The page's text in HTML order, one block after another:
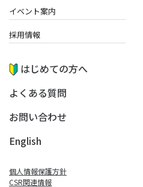
イベント案内
採用情報
はじめての方へ
よくある質問
お問い合わせ
English
個人情報保護方針
CSR関連情報